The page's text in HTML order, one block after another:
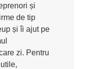
și
de tip
și îi ajut pe
zi. Pentru